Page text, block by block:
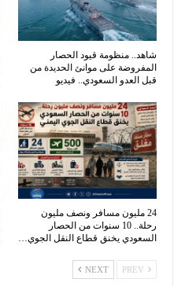
شاهد.. منظومة قيود الحصار
المفروضة على موانئ الحديدة من
قبل العدو السعودي.. فيديو
24 مليون مسافر ونصف مليون
رحلة.. 10 سنوات من الحصار
السعودي يخنق قطاع النقل الجوي…
NEXT